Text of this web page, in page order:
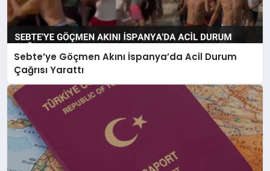
Sebte’ye Göçmen Akını İspanya’da Acil Durum
Çağrısı Yarattı